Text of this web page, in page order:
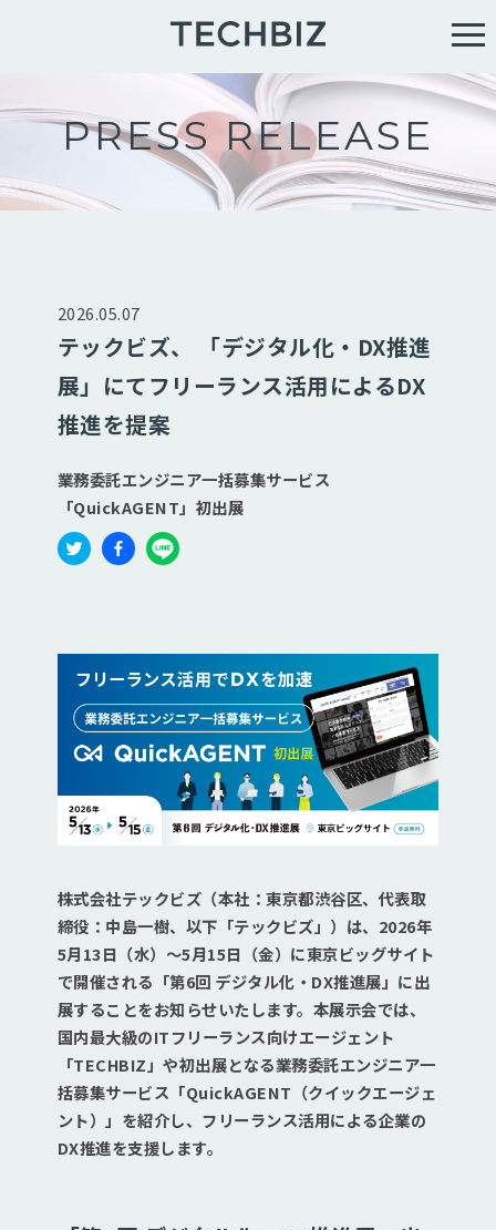
PRESS RELEASE
2026.05.07
テックビズ、 「デジタル化・DX推進
展」にてフリーランス活用によるDX
推進を提案
業務委託エンジニア一括募集サービス
「QuickAGENT」初出展
株式会社テックビズ（本社：東京都渋谷区、代表取
締役：中島一樹、以下「テックビズ」）は、2026年
5月13日（水）〜5月15日（金）に東京ビッグサイト
で開催される「第6回 デジタル化・DX推進展」に出
展することをお知らせいたします。本展示会では、
国内最大級のITフリーランス向けエージェント
「TECHBIZ」や初出展となる業務委託エンジニア一
括募集サービス「QuickAGENT（クイックエージェ
ント）」を紹介し、フリーランス活用による企業の
DX推進を支援します。